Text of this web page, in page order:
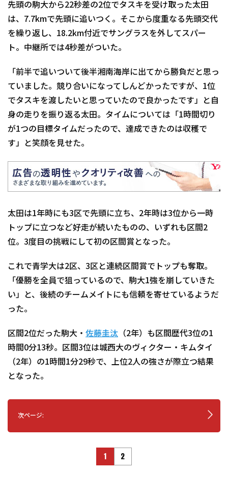
先頭の駒大から22秒差の2位でタスキを受け取った太田
は、7.7kmで先頭に追いつく。そこから度重なる先頭交代
を繰り返し、18.2km付近でサングラスを外してスパー
ト。中継所では4秒差がついた。
「前半で追いついて後半湘南海岸に出てから勝負だと思っ
ていました。競り合いになってしんどかったですが、1位
でタスキを渡したいと思っていたので良かったです」と自
身の走りを振り返る太田。タイムについては「1時間切り
が1つの目標タイムだったので、達成できたのは収穫で
す」と笑顔を見せた。
太田は1年時にも3区で先頭に立ち、2年時は3位から一時
トップに立つなど好走が続いたものの、いずれも区間2
位。3度目の挑戦にして初の区間賞となった。
これで青学大は2区、3区と連続区間賞でトップも奪取。
「優勝を全員で狙っているので、駒大1強を崩していきた
い」と、後続のチームメイトにも信頼を寄せているようだ
った。
区間2位だった駒大・ 佐藤圭汰 （2年）も区間歴代3位の1
時間0分13秒。区間3位は城西大のヴィクター・キムタイ
（2年）の1時間1分29秒で、上位2人の強さが際立つ結果
となった。
次ページ:
1 2